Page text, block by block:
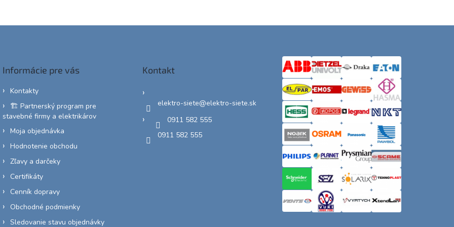
Informácie pre vás
Kontakty
🏗️ Partnerský program pre
stavebné firmy a elektrikárov
Moja objednávka
Hodnotenie obchodu
Zľavy a darčeky
Certifikáty
Cenník dopravy
Obchodné podmienky
Sledovanie stavu objednávky
Kontakt
elektro-siete@elektro-siete.sk
0911 582 555
0911 582 555